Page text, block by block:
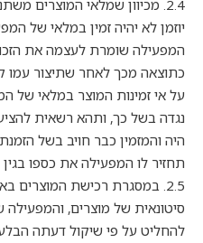
2.4. מכיוון שמלאי המוצרים
יוזמן לא יהיה זמין במלאי של
המפעילה שומרת לעצמה את
על אי זמינות המוצר במלאי של
נגדה בשל כך, ותהא רשאית
היה והמזמין כבר חויב בשל
תחזיר לו המפעילה את כספו
2.5. במסגרת רכישת
סיטונאית של מוצרים,
להחליט על פי שיקול דעתה